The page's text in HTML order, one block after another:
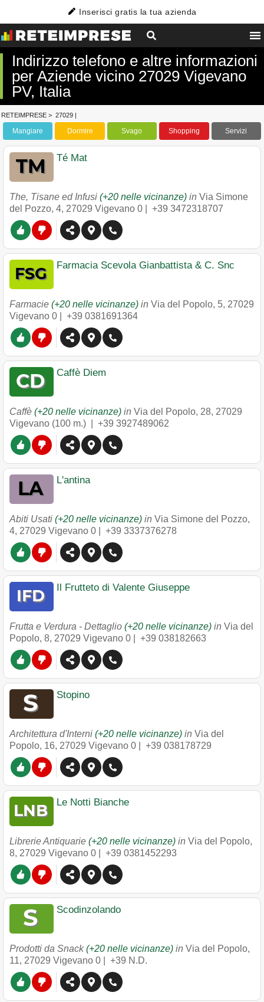
Inserisci gratis la tua azienda
Indirizzo telefono e altre informazioni
per Aziende vicino 27029 Vigevano
PV, Italia
RETEIMPRESE > 27029 |
Mangiare Dormire Svago Shopping Servizi
Té Mat
The, Tisane ed Infusi (+20 nelle vicinanze) in Via Simone
del Pozzo, 4, 27029 Vigevano 0 | +39 3472318707
Farmacia Scevola Gianbattista & C. Snc
Farmacie (+20 nelle vicinanze) in Via del Popolo, 5, 27029
Vigevano 0 | +39 0381691364
Caffè Diem
Caffè (+20 nelle vicinanze) in Via del Popolo, 28, 27029
Vigevano (100 m.) | +39 3927489062
L'antina
Abiti Usati (+20 nelle vicinanze) in Via Simone del Pozzo,
4, 27029 Vigevano 0 | +39 3337376278
Il Frutteto di Valente Giuseppe
Frutta e Verdura - Dettaglio (+20 nelle vicinanze) in Via del
Popolo, 8, 27029 Vigevano 0 | +39 038182663
Stopino
Architettura d'Interni (+20 nelle vicinanze) in Via del
Popolo, 16, 27029 Vigevano 0 | +39 038178729
Le Notti Bianche
Librerie Antiquarie (+20 nelle vicinanze) in Via del Popolo,
8, 27029 Vigevano 0 | +39 0381452293
Scodinzolando
Prodotti da Snack(+20 nelle vicinanze) in Via del Popolo,
11, 27029 Vigevano 0 | +39 N.D.